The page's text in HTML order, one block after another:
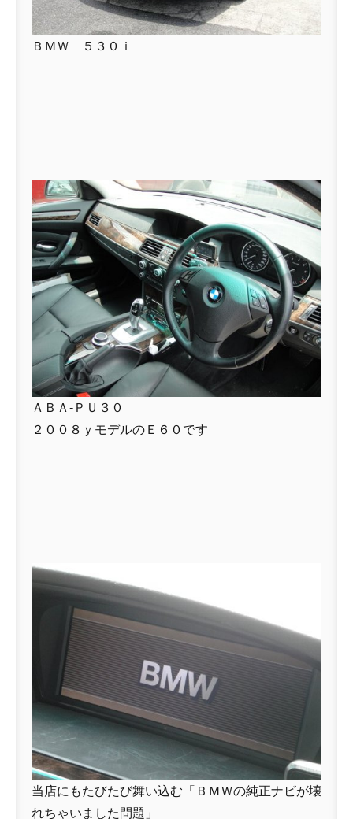
ＢＭＷ ５３０ｉ
ＡＢＡ-ＰＵ３０
２００８ｙモデルのＥ６０です
当店にもたびたび舞い込む「ＢＭＷの純正ナビが壊
れちゃいました問題」